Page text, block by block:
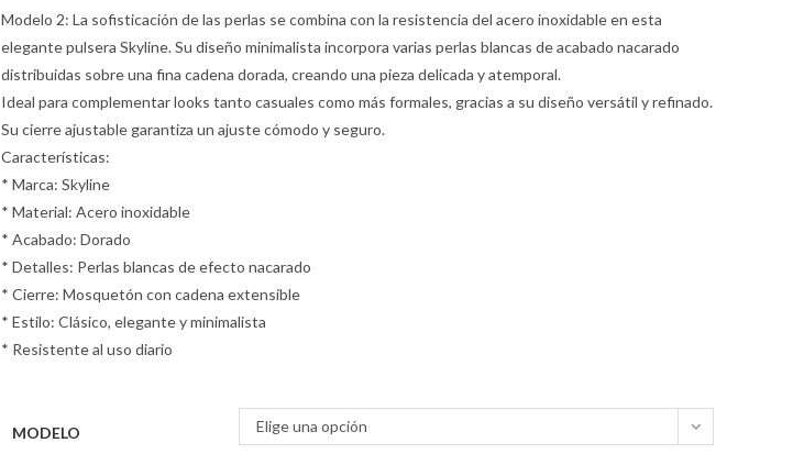
Modelo 2: La sofisticación de las perlas se combina con la resistencia del acero inoxidable en esta
elegante pulsera Skyline. Su diseño minimalista incorpora varias perlas blancas de acabado nacarado
distribuidas sobre una fina cadena dorada, creando una pieza delicada y atemporal.
Ideal para complementar looks tanto casuales como más formales, gracias a su diseño versátil y refinado.
Su cierre ajustable garantiza un ajuste cómodo y seguro.
Características:
* Marca: Skyline
* Material: Acero inoxidable
* Acabado: Dorado
* Detalles: Perlas blancas de efecto nacarado
* Cierre: Mosquetón con cadena extensible
* Estilo: Clásico, elegante y minimalista
* Resistente al uso diario
MODELO Elige una opción